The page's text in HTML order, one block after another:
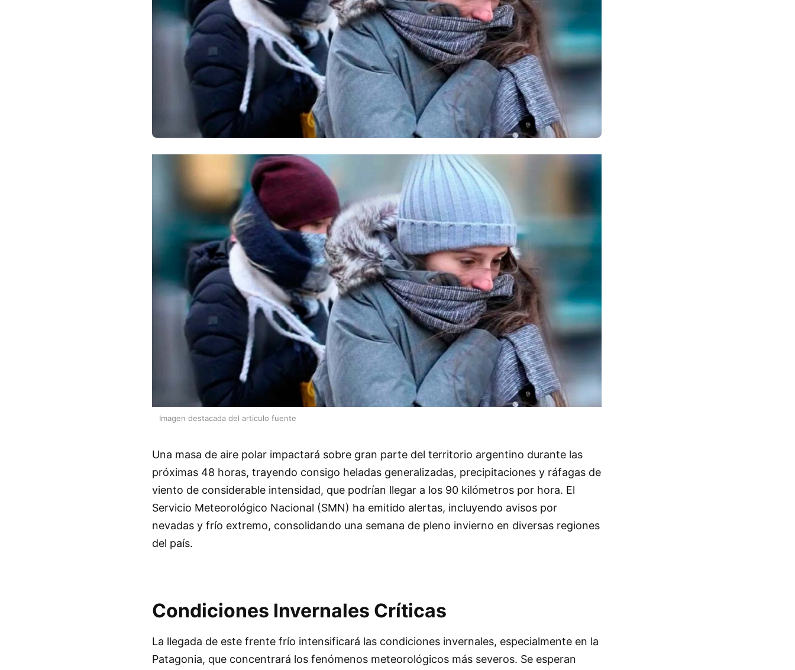
Imagen destacada del articulo fuente
Una masa de aire polar impactará sobre gran parte del territorio argentino durante las
próximas 48 horas, trayendo consigo heladas generalizadas, precipitaciones y ráfagas de
viento de considerable intensidad, que podrían llegar a los 90 kilómetros por hora. El
Servicio Meteorológico Nacional (SMN) ha emitido alertas, incluyendo avisos por
nevadas y frío extremo, consolidando una semana de pleno invierno en diversas regiones
del país.
Condiciones Invernales Críticas
La llegada de este frente frío intensificará las condiciones invernales, especialmente en la
Patagonia, que concentrará los fenómenos meteorológicos más severos. Se esperan